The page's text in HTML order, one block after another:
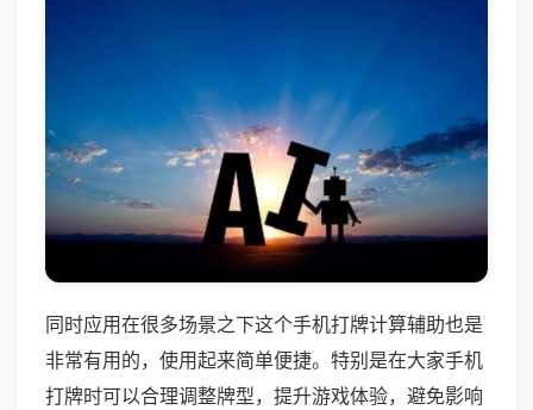
同时应用在很多场景之下这个手机打牌计算辅助也是
非常有用的，使用起来简单便捷。特别是在大家手机
打牌时可以合理调整牌型，提升游戏体验，避免影响